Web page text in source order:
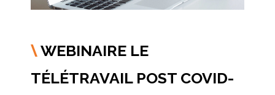
\WEBINAIRE LE
TÉLÉTRAVAIL POST COVID-